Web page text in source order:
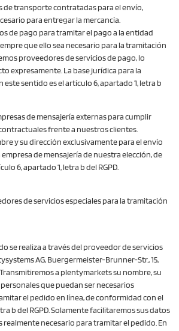
de transporte contratadas para el envío,
para entregar la mercancía.
de pago para tramitar el pago a la entidad
que ello sea necesario para la tramitación
proveedores de servicios de pago, lo
expresamente. La base jurídica para la
sentido es el artículo 6, apartado 1, letra b
de mensajería externas para cumplir
frente a nuestros clientes.
y su dirección exclusivamente para el envío
empresa de mensajería de nuestra elección, de
6, apartado 1, letra b del RGPD.
de servicios especiales para la tramitación
se realiza a través del proveedor de servicios
AG, Buergermeister-Brunner-Str., 15,
Transmitiremos a plentymarkets su nombre, su
que puedan ser necesarios
el pedido en línea, de conformidad con el
b del RGPD. Solamente facilitaremos sus datos
realmente necesario para tramitar el pedido. En